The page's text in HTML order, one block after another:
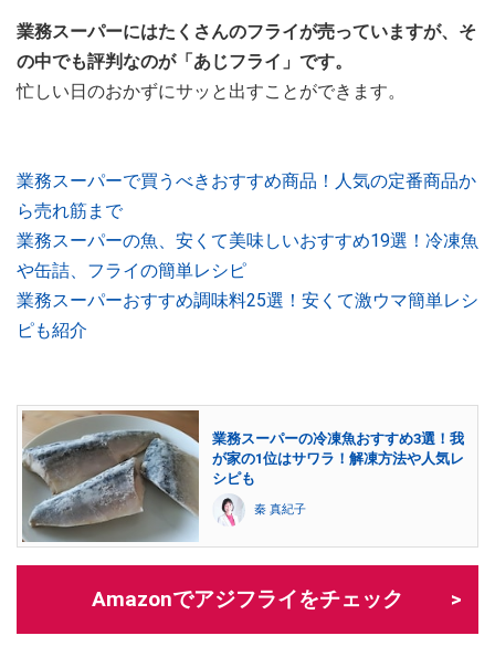
業務スーパーにはたくさんのフライが売っていますが、そ
の中でも評判なのが「あじフライ」です。
忙しい日のおかずにサッと出すことができます。
業務スーパーで買うべきおすすめ商品！人気の定番商品か
ら売れ筋まで
業務スーパーの魚、安くて美味しいおすすめ19選！冷凍魚
や缶詰、フライの簡単レシピ
業務スーパーおすすめ調味料25選！安くて激ウマ簡単レシ
ピも紹介
業務スーパーの冷凍魚おすすめ3選！我
が家の1位はサワラ！解凍方法や人気レ
シピも
秦 真紀子
Amazonでアジフライをチェック